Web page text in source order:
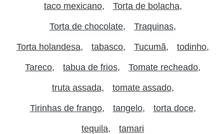
taco mexicano Torta de bolacha
Torta de chocolate Traquinas
Torta holandesa tabasco Tucumã todinho
Tareco tabua de frios Tomate recheado
truta assada tomate assado
Tirinhas de frango tangelo torta doce
tequila tamari